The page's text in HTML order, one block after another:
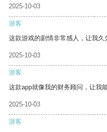
2025-10-03
游客
这款游戏的剧情非常感人，让我久
2025-10-03
游客
这款app就像我的财务顾问，让我
2025-10-03
游客